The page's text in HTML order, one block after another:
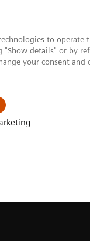
to operate
"Show details" or by
your consent